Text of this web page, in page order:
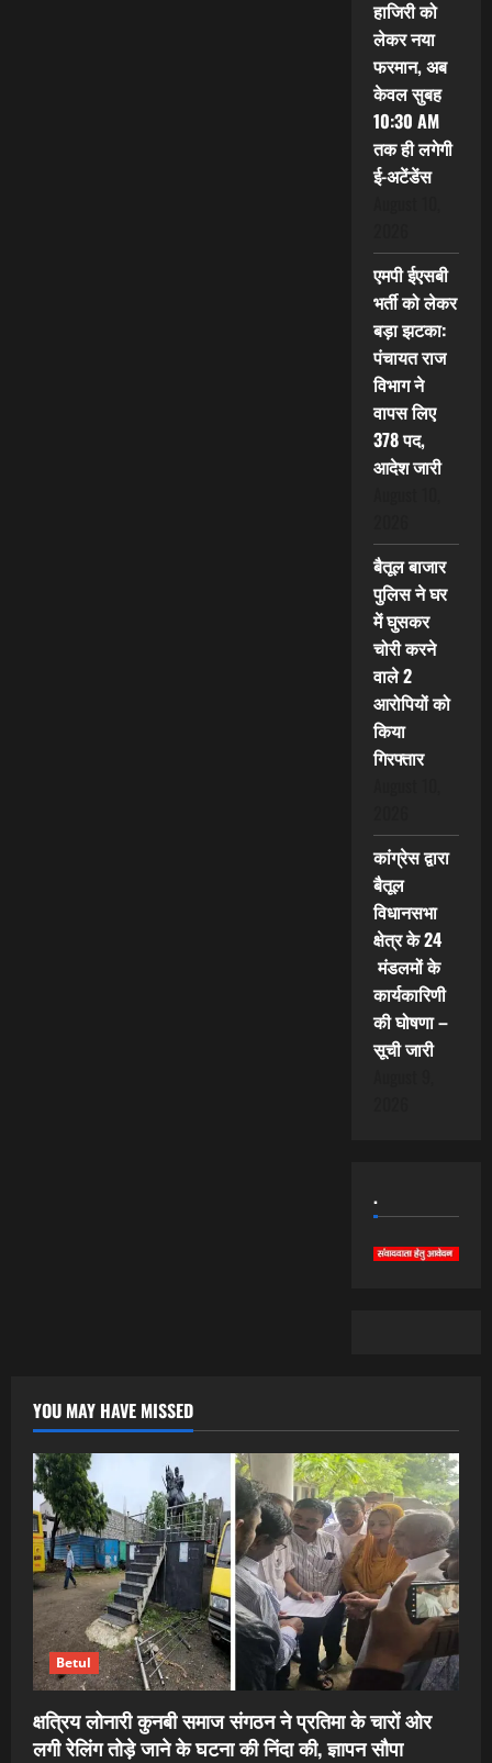
हाजिरी को
लेकर नया
फरमान, अब
केवल सुबह
10:30 AM
तक ही लगेगी
ई-अटेंडेंस
एमपी ईएसबी
भर्ती को लेकर
बड़ा झटका:
पंचायत राज
विभाग ने
वापस लिए
378 पद,
आदेश जारी
बैतूल बाजार
पुलिस ने घर
में घुसकर
चोरी करने
वाले 2
आरोपियों को
किया
गिरफ्तार
कांग्रेस द्वारा
बैतूल
विधानसभा
क्षेत्र के 24
मंडलमों के
कार्यकारिणी
की घोषणा –
सूची जारी
.
YOU MAY HAVE MISSED
Betul
क्षत्रिय लोनारी कुनबी समाज संगठन ने प्रतिमा के चारों ओर
लगी रेलिंग तोड़े जाने के घटना की निंदा की, ज्ञापन सौपा